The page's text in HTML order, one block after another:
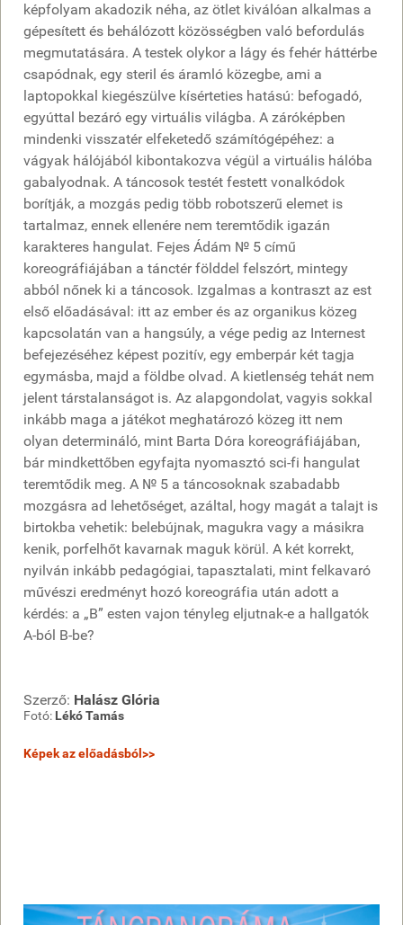
képfolyam akadozik néha, az ötlet kiválóan alkalmas a
gépesített és behálózott közösségben való befordulás
megmutatására. A testek olykor a lágy és fehér háttérbe
csapódnak, egy steril és áramló közegbe, ami a
laptopokkal kiegészülve kísérteties hatású: befogadó,
egyúttal bezáró egy virtuális világba. A záróképben
mindenki visszatér elfeketedő számítógépéhez: a
vágyak hálójából kibontakozva végül a virtuális hálóba
gabalyodnak. A táncosok testét festett vonalkódok
borítják, a mozgás pedig több robotszerű elemet is
tartalmaz, ennek ellenére nem teremtődik igazán
karakteres hangulat. Fejes Ádám № 5 című
koreográfiájában a tánctér földdel felszórt, mintegy
abból nőnek ki a táncosok. Izgalmas a kontraszt az est
első előadásával: itt az ember és az organikus közeg
kapcsolatán van a hangsúly, a vége pedig az Internest
befejezéséhez képest pozitív, egy emberpár két tagja
egymásba, majd a földbe olvad. A kietlenség tehát nem
jelent társtalanságot is. Az alapgondolat, vagyis sokkal
inkább maga a játékot meghatározó közeg itt nem
olyan determináló, mint Barta Dóra koreográfiájában,
bár mindkettőben egyfajta nyomasztó sci-fi hangulat
teremtődik meg. A № 5 a táncosoknak szabadabb
mozgásra ad lehetőséget, azáltal, hogy magát a talajt is
birtokba vehetik: belebújnak, magukra vagy a másikra
kenik, porfelhőt kavarnak maguk körül. A két korrekt,
nyilván inkább pedagógiai, tapasztalati, mint felkavaró
művészi eredményt hozó koreográfia után adott a
kérdés: a „B” esten vajon tényleg eljutnak-e a hallgatók
A-ból B-be?
Szerző: Halász Glória
Fotó: Lékó Tamás
Képek az előadásból>>